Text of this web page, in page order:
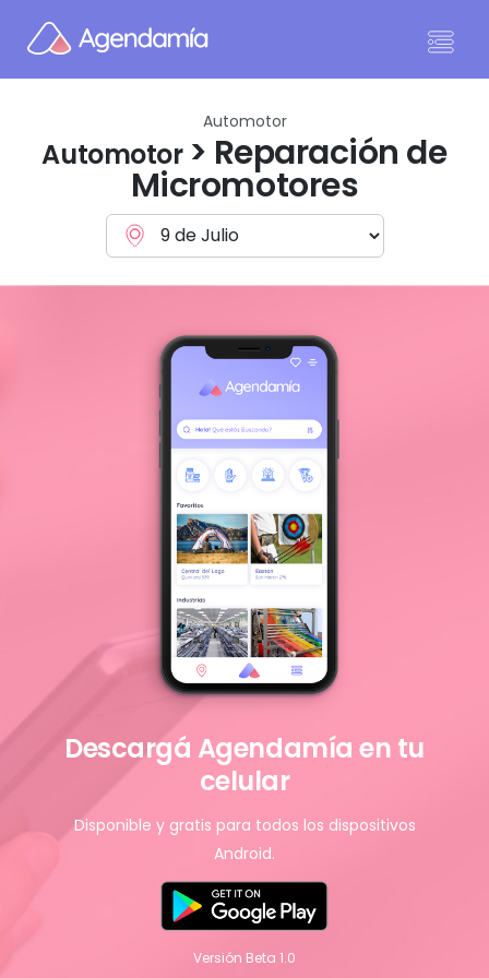
Automotor
Automotor > Reparación de
Micromotores
Descargá Agendamía en tu
celular
Disponible y gratis para todos los dispositivos
Android.
Versión Beta 1.0